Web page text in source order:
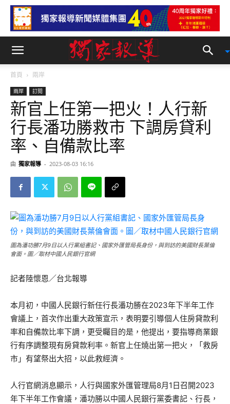
首頁 兩岸
兩岸 訂閱
新官上任第一把火！人行新
行長潘功勝救市 下調房貸利
率、自備款比率
由 獨家報導 - 2023-08-03 16:16
圖為潘功勝7月9日以人行黨組書記、國家外匯管局長身份，與到訪的美國財長葉倫
會面。圖／取材中國人民銀行官網
記者陸懷恩／台北報導
本月初，中國人民銀行新任行長潘功勝在2023年下半年工作
會議上，首次作出重大政策宣示，表明要引導個人住房貸款利
率和自備款比率下調，更受矚目的是，他提出，要指導商業銀
行有序調整現有房貸款利率。新官上任燒出第一把火，「救房
市」有望祭出大招，以此救經濟。
人行官網消息顯示，人行與國家外匯管理局8月1日召開2023
年下半年工作會議，潘功勝以中國人民銀行黨委書記、行長，